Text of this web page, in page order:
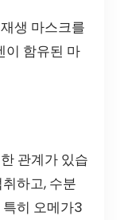
생 마스크를
이 함유된 마
관계가 있습
하고, 수분
히 오메가3